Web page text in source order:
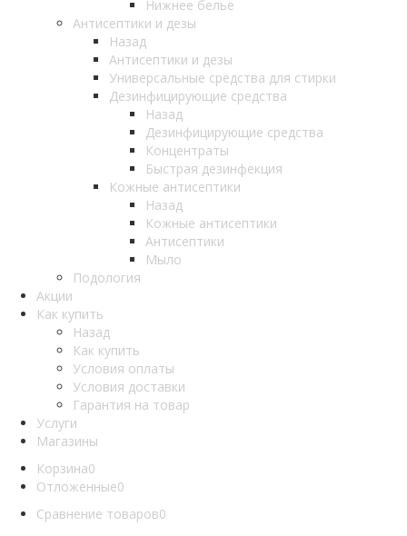
Нижнее белье
Антисептики и дезы
Назад
Антисептики и дезы
Универсальные средства для стирки
Дезинфицирующие средства
Назад
Дезинфицирующие средства
Концентраты
Быстрая дезинфекция
Кожные антисептики
Назад
Кожные антисептики
Антисептики
Мыло
Подология
Акции
Как купить
Назад
Как купить
Условия оплаты
Условия доставки
Гарантия на товар
Услуги
Магазины
Корзина0
Отложенные0
Сравнение товаров0